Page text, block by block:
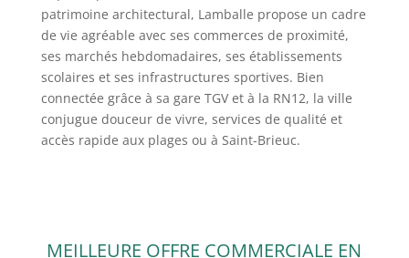
patrimoine architectural, Lamballe propose un cadre
de vie agréable avec ses commerces de proximité,
ses marchés hebdomadaires, ses établissements
scolaires et ses infrastructures sportives. Bien
connectée grâce à sa gare TGV et à la RN12, la ville
conjugue douceur de vivre, services de qualité et
accès rapide aux plages ou à Saint-Brieuc.
MEILLEURE OFFRE COMMERCIALE EN